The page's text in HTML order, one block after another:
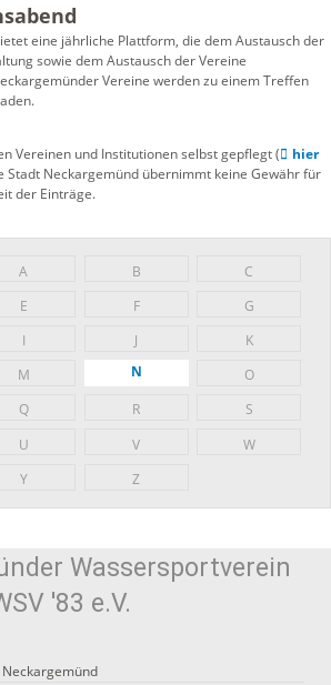
eine jährliche Plattform, die dem Austausch der
sowie dem Austausch der Vereine
Vereine werden zu einem Treffen
Vereinen und Institutionen selbst gepflegt (
hier
Stadt Neckargemünd übernimmt keine Gewähr für
der Einträge.
A B
C
E F
G
I J
K
M N
O
Q R
S
U V
W
Y Z
Wassersportverein
'83 e.V.
Neckargemünd